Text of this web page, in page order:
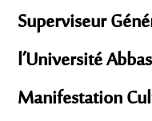
Superviseur
l’Université
Manifestation